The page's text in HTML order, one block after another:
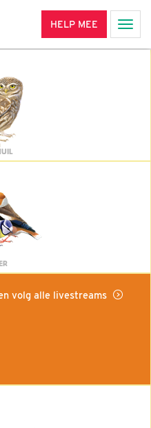
HELP MEE
volg alle livestreams